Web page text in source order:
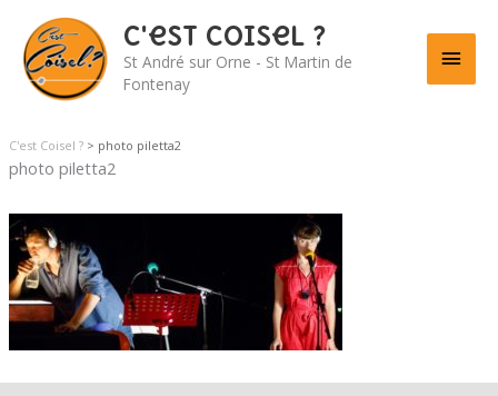
C'est Coisel ?
St André sur Orne - St Martin de
Fontenay
C'est Coisel ?> photo piletta2
photo piletta2